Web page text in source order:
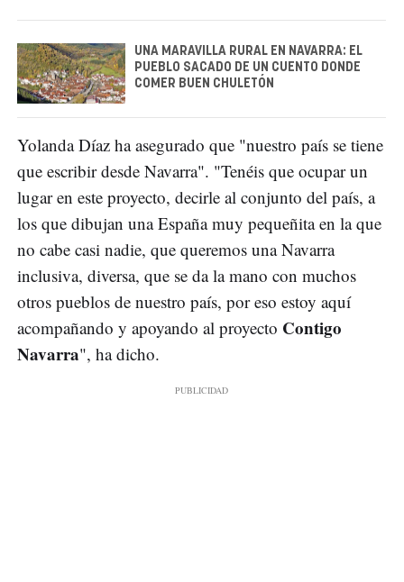
UNA MARAVILLA RURAL EN NAVARRA: EL
PUEBLO SACADO DE UN CUENTO DONDE
COMER BUEN CHULETÓN
Yolanda Díaz ha asegurado que "nuestro país se tiene
que escribir desde Navarra". "Tenéis que ocupar un
lugar en este proyecto, decirle al conjunto del país, a
los que dibujan una España muy pequeñita en la que
no cabe casi nadie, que queremos una Navarra
inclusiva, diversa, que se da la mano con muchos
otros pueblos de nuestro país, por eso estoy aquí
acompañando y apoyando al proyecto Contigo
Navarra", ha dicho.